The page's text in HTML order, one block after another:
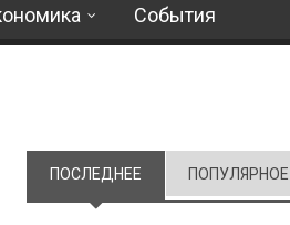
События
ПОСЛЕДНЕЕ (АКТИВНАЯПОПУЛЯРНОЕ